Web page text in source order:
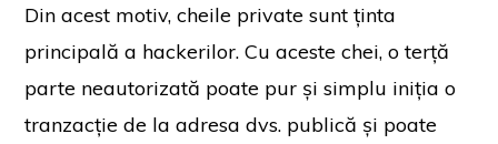
Din acest motiv, cheile private sunt ținta
principală a hackerilor. Cu aceste chei, o terță
parte neautorizată poate pur și simplu iniția o
tranzacție de la adresa dvs. publică și poate